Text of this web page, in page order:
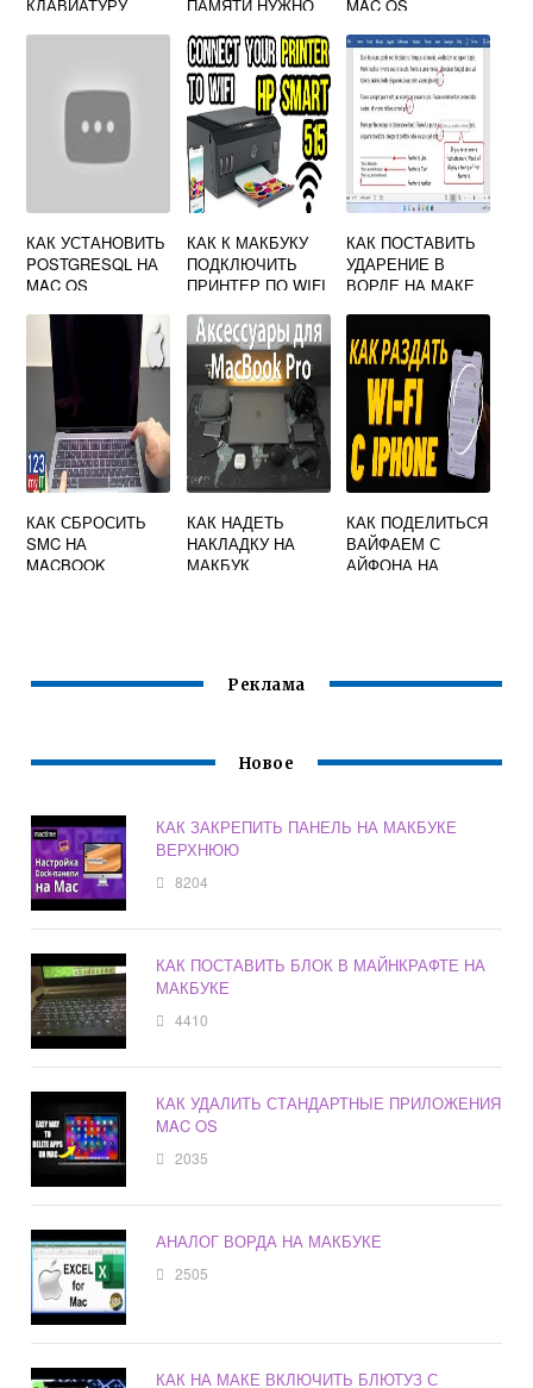
КЛАВИАТУРУ
ПАМЯТИ НУЖНО
MAC OS
КАК УСТАНОВИТЬ
POSTGRESQL НА
MAC OS
КАК К МАКБУКУ
ПОДКЛЮЧИТЬ
ПРИНТЕР ПО WIFI
КАК ПОСТАВИТЬ
УДАРЕНИЕ В
ВОРДЕ НА МАКЕ
КАК СБРОСИТЬ
SMC НА
MACBOOK
КАК НАДЕТЬ
НАКЛАДКУ НА
МАКБУК
КАК ПОДЕЛИТЬСЯ
ВАЙФАЕМ С
АЙФОНА НА
Реклама
Новое
КАК ЗАКРЕПИТЬ ПАНЕЛЬ НА МАКБУКЕ
ВЕРХНЮЮ
8204
КАК ПОСТАВИТЬ БЛОК В МАЙНКРАФТЕ НА
МАКБУКЕ
4410
КАК УДАЛИТЬ СТАНДАРТНЫЕ ПРИЛОЖЕНИЯ
MAC OS
2035
АНАЛОГ ВОРДА НА МАКБУКЕ
2505
КАК НА МАКЕ ВКЛЮЧИТЬ БЛЮТУЗ С